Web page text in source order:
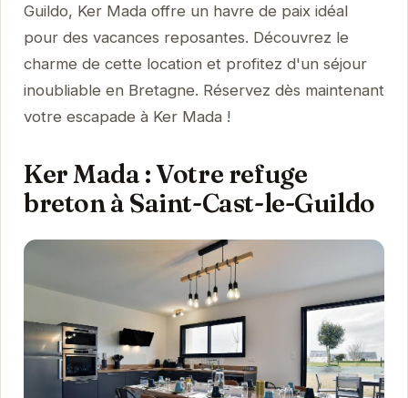
Guildo, Ker Mada offre un havre de paix idéal
pour des vacances reposantes. Découvrez le
charme de cette location et profitez d'un séjour
inoubliable en Bretagne. Réservez dès maintenant
votre escapade à Ker Mada !
Ker Mada : Votre refuge
breton à Saint-Cast-le-Guildo